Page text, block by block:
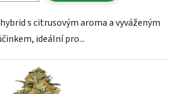
s citrusovým aroma a vyváženým
ideální pro...